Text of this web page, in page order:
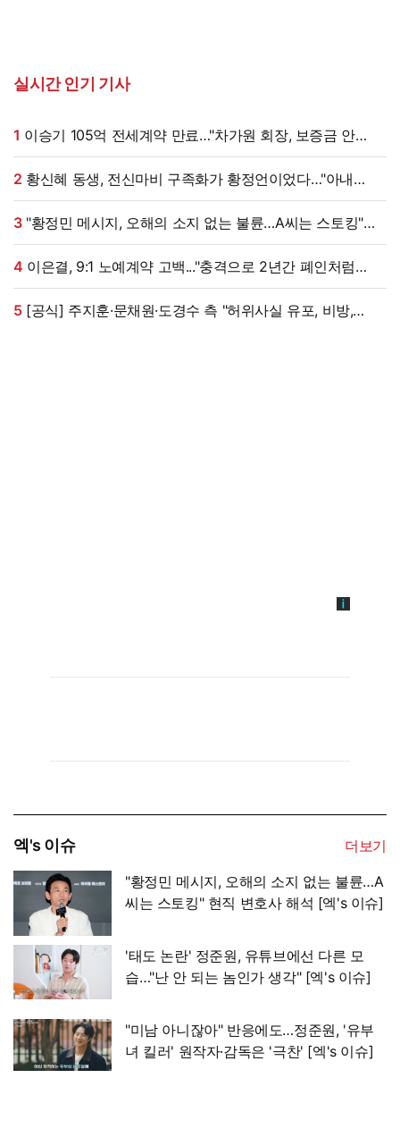
실시간 인기 기사
1
주면 법적 조치"
2
고마워" (같이 삽시다)
3"황정민 메시지, 오해의 소지 없는 불륜…A씨는 스토킹"
현직 변호사 해석 [엑's 이슈]
4
지내" (유퀴즈)
5[공식] 주지훈·문채원·도경수 측 "허위사실 유포, 비방,
엑's 이슈
더보기
"황정민 메시지, 오해의 소지 없는 불륜…A
씨는 스토킹" 현직 변호사 해석 [엑's 이슈]
'태도 논란' 정준원, 유튜브에선 다른 모
습…"난 안 되는 놈인가 생각" [엑's 이슈]
"미남 아니잖아" 반응에도…정준원, '유부
녀 킬러' 원작자·감독은 '극찬' [엑's 이슈]